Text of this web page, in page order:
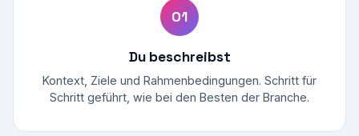
01
Du beschreibst
Kontext, Ziele und Rahmenbedingungen. Schritt für
Schritt geführt, wie bei den Besten der Branche.